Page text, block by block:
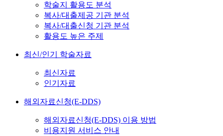
학술지 활용도 분석
복사/대출제공 기관 분석
복사/대출신청 기관 분석
활용도 높은 주제
최신/인기 학술자료
최신자료
인기자료
해외자료신청(E-DDS)
해외자료신청(E-DDS) 이용 방법
비용지원 서비스 안내